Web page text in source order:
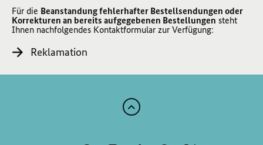
Für die Beanstandung fehlerhafter Bestellsendungen oder
Korrekturen an bereits aufgegebenen Bestellungen steht
Ihnen nachfolgendes Kontaktformular zur Verfügung:
Reklamation
Zum
der